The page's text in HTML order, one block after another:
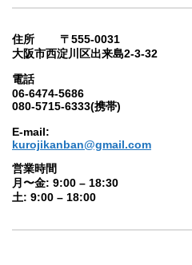
住所 〒555-0031
大阪市西淀川区出来島2-3-32
電話
06-6474-5686
080-5715-6333(携帯)
E-mail:
kurojikanban@gmail.com
営業時間
月〜金: 9:00 – 18:30
土: 9:00 – 18:00